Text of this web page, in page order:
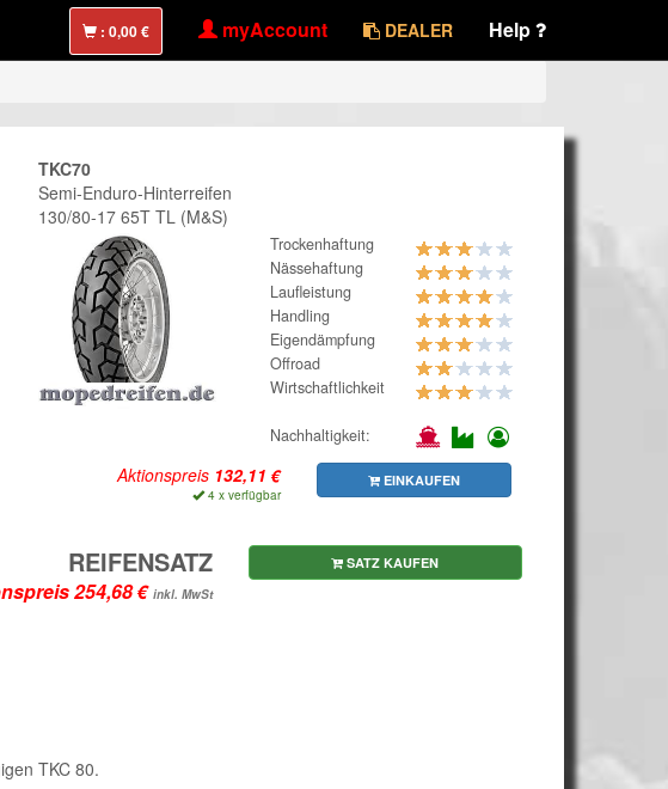
: myAccount DEALER Help
TKC70
Semi-Enduro-Hinterreifen
130/80-17 65T TL (M&S)
Trockenhaftung
Nässehaftung
Laufleistung
Handling
Eigendämpfung
Offroad
Wirtschaftlichkeit
Nachhaltigkeit:
Aktionspreis
4 x verfügbar
EINKAUFEN
REIFENSATZ
inkl. MwSt
SATZ KAUFEN
TKC 80.